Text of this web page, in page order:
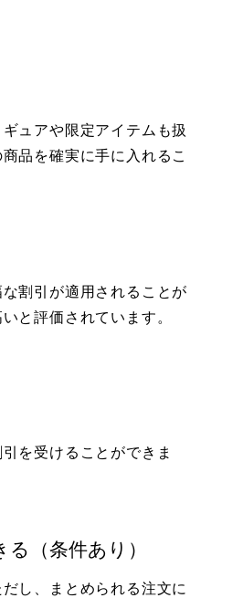
ュアや限定アイテムも扱
品を確実に手に入れるこ
割引が適用されることが
と評価されています。
を受けることができま
（条件あり）
し、まとめられる注文に